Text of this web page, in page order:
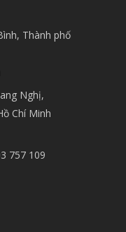
Thành phố
Nghị,
Chí Minh
757 109